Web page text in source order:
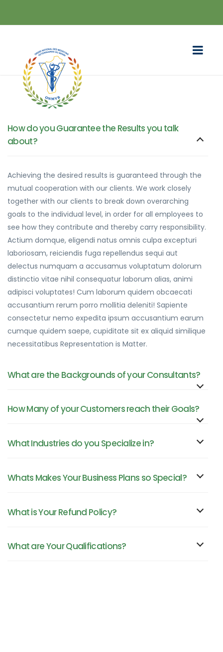
How do you Guarantee the Results you talk
about?
Achieving the desired results is guaranteed through the
mutual cooperation with our clients. We work closely
together with our clients to break down overarching
goals to the individual level, in order for all employees to
see how they contribute and thereby carry responsibility.
Actium domque, eligendi natus omnis culpa excepturi
laboriosam, reiciendis fuga repellendus sequi aut
delectus numquam a accusamus voluptatum dolorum
distinctio vitae nihil consequatur laborum alias, animi
adipisci voluptates! Cum laborum quidem obcaecati
accusantium rerum porro mollitia deleniti! Sapiente
consectetur nemo expedita ipsum accusantium earum
cumque quidem saepe, cupiditate sit ex aliquid similique
necessitatibus Representation is Matter.
What are the Backgrounds of your Consultants?
How Many of your Customers reach their Goals?
What Industries do you Specialize in?
Whats Makes Your Business Plans so Special?
What is Your Refund Policy?
What are Your Qualifications?